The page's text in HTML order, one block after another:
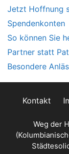
Jetzt Hoffnung
Spendenkonten
So können Sie
Partner statt
Besondere
Kontakt
Weg der